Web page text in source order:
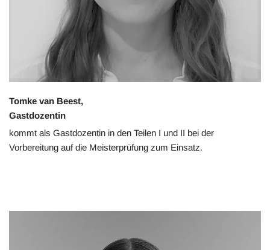
Tomke van Beest,
Gastdozentin
kommt als Gastdozentin in den Teilen I und II bei der
Vorbereitung auf die Meisterprüfung zum Einsatz.